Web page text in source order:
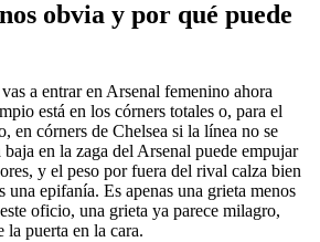
obvia y por qué puede
a entrar en Arsenal femenino ahora
está en los córners totales o, para el
en córners de Chelsea si la línea no se
en la zaga del Arsenal puede empujar
y el peso por fuera del rival calza bien
una epifanía. Es apenas una grieta menos
oficio, una grieta ya parece milagro,
la puerta en la cara.